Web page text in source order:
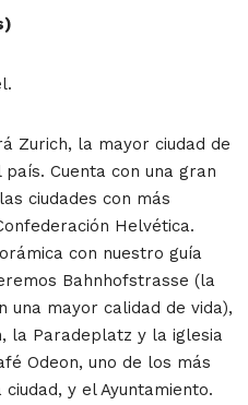
Zurich, la mayor ciudad de
Cuenta con una gran
ciudades con más
Helvética.
con nuestro guía
Bahnhofstrasse (la
una mayor calidad de vida),
la Paradeplatz y la iglesia
Odeon, uno de los más
y el Ayuntamiento.